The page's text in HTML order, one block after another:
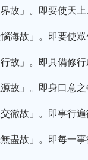
故」。即要使天
海故」。即要使眾
故」。即具備修
故」。即身口意
徹故」。即事行
盡故」。即每一事